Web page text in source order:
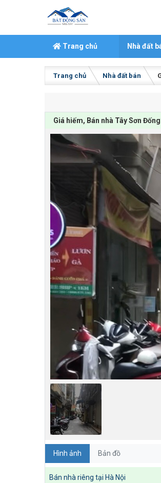
Trang chủ Nhà đất
Trang chủ Nhà đất bán
Giá hiếm, Bán nhà Tây Sơn
Hình ảnh Bản đồ
Bán nhà riêng tại Hà Nội